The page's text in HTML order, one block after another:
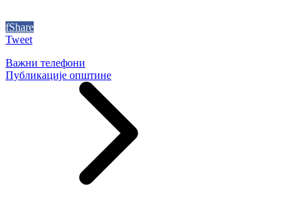
fShare
Tweet
Важни телефони
Публикације општине